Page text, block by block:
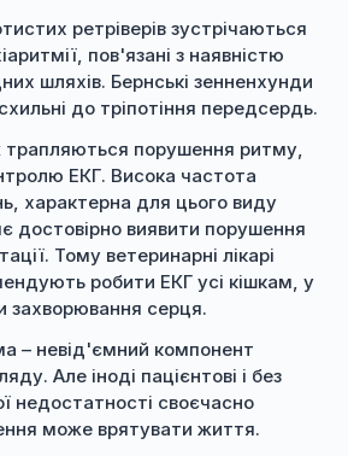
ретріверів зустрічаються
пов'язані з наявністю
шляхів. Бернські зенненхунди
до тріпотіння передсердь.
трапляються порушення ритму,
ЕКГ. Висока частота
характерна для цього виду
достовірно виявити порушення
Тому ветеринарні лікарі
робити ЕКГ усі кішкам, у
захворювання серця.
– невід'ємний компонент
Але іноді пацієнтові і без
недостатності своєчасно
може врятувати життя.